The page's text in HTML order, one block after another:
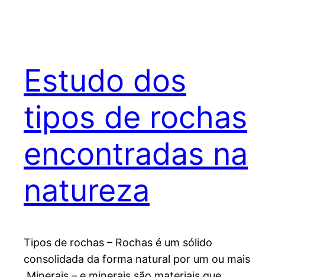
Estudo dos
tipos de rochas
encontradas na
natureza
Tipos de rochas – Rochas é um sólido
consolidada da forma natural por um ou mais